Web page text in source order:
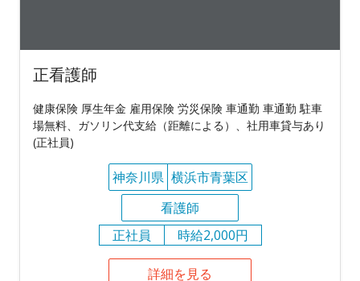
正看護師
健康保険 厚生年金 雇用保険 労災保険 車通勤 車通勤 駐車
場無料、ガソリン代支給（距離による）、社用車貸与あり
(正社員)
神奈川県 横浜市青葉区
看護師
正社員
時給2,000円
詳細を見る